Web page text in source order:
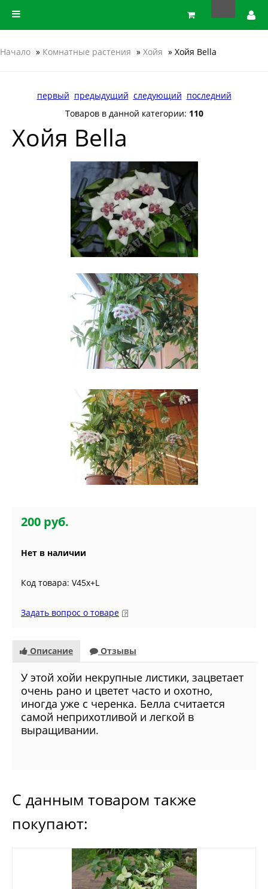
Начало » Комнатные растения » Хойя » Хойя Bella
первый предыдущий следующий последний
Товаров в данной категории: 110
Хойя Bella
200 руб.
Нет в наличии
Код товара: V45х+L
Задать вопрос о товаре
Описание Отзывы
У этой хойи некрупные листики, зацветает
очень рано и цветет часто и охотно,
иногда уже с черенка. Белла считается
самой неприхотливой и легкой в
выращивании.
С данным товаром также
покупают: